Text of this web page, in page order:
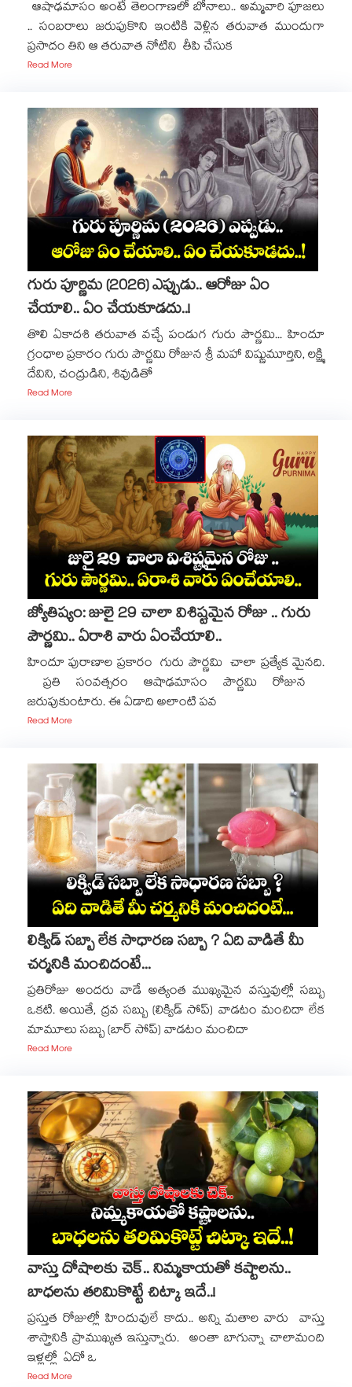
ఆషాఢమాసం అంటే తెలంగాణలో బోనాలు.. అమ్మవారి పూజలు
.. సంబరాలు జరుపుకొని ఇంటికి వెళ్లిన తరువాత ముందుగా
ప్రసాదం తిని ఆ తరువాత నోటిని తీపి చేసుక
Read More
గురు పూర్ణిమ (2026) ఎప్పుడు.. ఆరోజు ఏం
చేయాలి.. ఏం చేయకూడదు..!
తొలి ఏకాదశి తరువాత వచ్చే పండుగ గురు పౌర్ణమి... హిందూ
గ్రంధాల ప్రకారం గురు పౌర్ణమి రోజున శ్రీ మహా విష్ణుమూర్తిని, లక్ష్మి
దేవిని, చంద్రుడిని, శివుడితో
Read More
జ్యోతిష్యం: జులై 29 చాలా విశిష్టమైన రోజు .. గురు
పౌర్ణమి.. ఏరాశి వారు ఏంచేయాలి..
హిందూ పురాణాల ప్రకారం గురు పౌర్ణమి చాలా ప్రత్యేక మైనది.
ప్రతి సంవత్సరం ఆషాఢమాసం పౌర్ణమి రోజున
జరుపుకుంటారు. ఈ ఏడాది అలాంటి పవ
Read More
లిక్విడ్ సబ్బా లేక సాధారణ సబ్బా ? ఏది వాడితే మీ
చర్మనికి మంచిదంటే...
ప్రతిరోజు అందరు వాడే అత్యంత ముఖ్యమైన వస్తువుల్లో సబ్బు
ఒకటి. అయితే, ద్రవ సబ్బు (లిక్విడ్ సోప్) వాడటం మంచిదా లేక
మామూలు సబ్బు (బార్ సోప్) వాడటం మంచిదా
Read More
వాస్తు దోషాలకు చెక్.. నిమ్మకాయతో కష్టాలను..
బాధలను తరిమికొట్టే చిట్కా ఇదే..!
ప్రస్తుత రోజుల్లో హిందువులే కాదు.. అన్ని మతాల వారు వాస్తు
శాస్త్రానికి ప్రాముఖ్యత ఇస్తున్నారు. అంతా బాగున్నా చాలామంది
ఇళ్లల్లో ఏదో ఒ
Read More